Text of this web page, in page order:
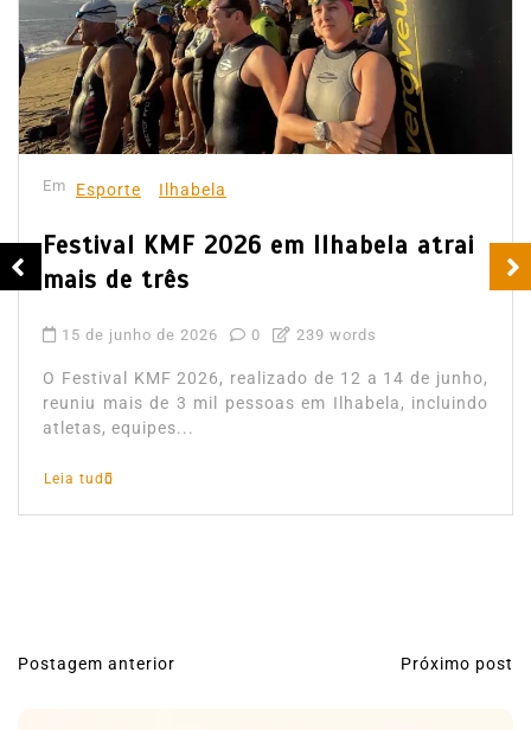
Em Esporte Ilhabela
Festival KMF 2026 em Ilhabela atrai
mais de três
15 de junho de 2026 0 239 words
O Festival KMF 2026, realizado de 12 a 14 de junho,
reuniu mais de 3 mil pessoas em Ilhabela, incluindo
atletas, equipes...
Leia tudo
N
Postagem anterior Próximo post